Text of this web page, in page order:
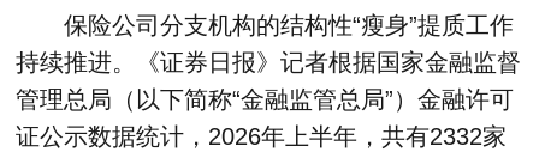
保险公司分支机构的结构性“瘦身”提质工作
持续推进。《证券日报》记者根据国家金融监督
管理总局（以下简称“金融监管总局”）金融许可
证公示数据统计，2026年上半年，共有2332家